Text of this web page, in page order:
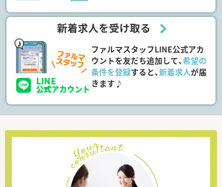
新着求人を受け取る
ファルマスタッフLINE公式アカ
ウントを友だち追加して、希望の
条件を登録すると、新着求人が届
きます♪